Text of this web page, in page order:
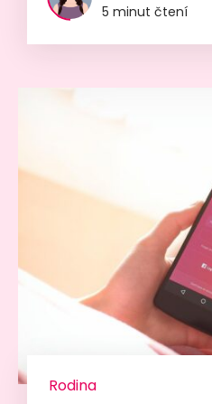
5 minut čtení
Rodina